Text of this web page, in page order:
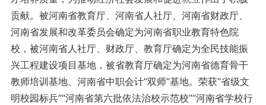
贡献。被河南省教育厅、河南省人社厅、河南省财政厅、
河南省发展和改革委员会确定为河南省职业教育特色院
校，被河南省人社厅、财政厅、教育厅确定为全民技能振
兴工程建设项目基地，被省教育厅确定为河南省德育骨干
教师培训基地、河南省中职会计“双师”基地。荣获“省级文
明校园标兵”“河南省第六批依法治校示范校”“河南省学校行